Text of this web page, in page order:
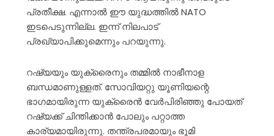
പ്രതീക്ഷ. എന്നാൽ ഈ യുദ്ധത്തിൽ NATO
ഇടപെടുന്നില്ല. ഇന്ന് നിലപാട്
പ്രഖ്യാപിക്കുമെന്നും പറയുന്നു.
റഷ്യയും യുക്രൈനും തമ്മിൽ നാഭീനാള
ബന്ധമാണുള്ളത്. സോവിയറ്റു യൂണിയന്റെ
ഭാഗമായിരുന്ന യുക്രൈൻ വേർപിരിഞ്ഞു പോയത്
റഷ്യക്ക് ചിന്തിക്കാൻ പോലും പറ്റാത്ത
കാര്യമായിരുന്നു. തന്ത്രപരമായും ഭൂമി